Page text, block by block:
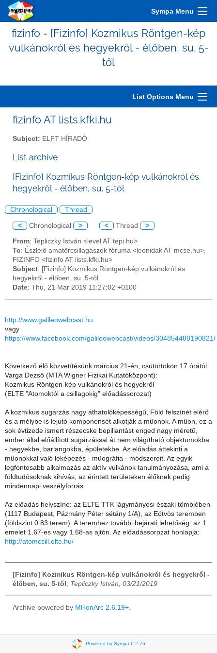
Sympa Menu
fizinfo - [Fizinfo] Kozmikus Röntgen-kép
vulkánokról és hegyekről - élőben, su. 5-
től
List Options Menu
fizinfo AT lists.kfki.hu
Subject: ELFT HÍRADÓ
List archive
[Fizinfo] Kozmikus Röntgen-kép vulkánokról és
hegyekről - élőben, su. 5-től
Chronological Thread
< Chronological > < Thread >
From: Tepliczky István <level AT tepi.hu>
To: Észlelő amatőrcsillagászok fóruma <leonidak AT mcse.hu>,
FIZINFO <fizinfo AT lists.kfki.hu>
Subject: [Fizinfo] Kozmikus Röntgen-kép vulkánokról és
hegyekről - élőben, su. 5-től
Date: Thu, 21 Mar 2019 11:27:02 +0100
http://www.galileowebcast.hu
vagy
https://www.facebook.com/galileowebcast/videos/304854480190821/
Következő élő közvetítésünk március 21-én, csütörtökön 17 órától:
Varga Dezső (MTA Wigner Fizikai Kutatóközpont):
Kozmikus Röntgen-kép vulkánokról és hegyekről
(ELTE "Atomoktól a csillagokig" előadássorozat)
A kozmikus sugárzás nagy áthatolóképességű, Föld felszínét elérő
és a mélybe is lejutó komponensét alkotják a müonok. A müon, ez a
sok évtizede ismert részecske bepillantást enged nagy méretű,
ember által előállított sugárzással át nem világítható objektumokba
- hegyekbe, barlangokba, épületekbe. Az előadás áttekinti a
müonokkal való leképezés - müográfia - módszereit. Az egyik
legfontosabb alkalmazás az aktív vulkánok tanulmányozása, ami a
földtudósoknak kihívás, az érintett területeken élőknek pedig
mindennapi veszélyforrás.
Az előadás helyszíne: az ELTE TTK lágymányosi északi tömbjében
(1117 Budapest, Pázmány Péter sétány 1/A), az Eötvös teremben
(földszint 0.83 terem). A teremhez további bejárati lehetőség: az 1.
emelet 1.67-es vagy 1.68-as ajtón. Az előadássorozat honlapja:
http://atomcsill.elte.hu/
[Fizinfo] Kozmikus Röntgen-kép vulkánokról és hegyekről -
élőben, su. 5-től
Tepliczky István, 03/21/2019
Archive powered by MHonArc 2.6.19+
Powered by Sympa 6.2.76